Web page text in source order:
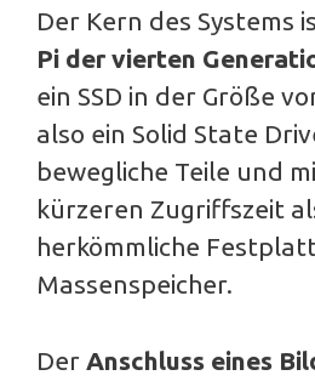
Der Kern des Systems
Pi der vierten
ein SSD in der Größe
also ein Solid State
bewegliche Teile und
kürzeren Zugriffszeit
herkömmliche
Massenspeicher.
Der Anschluss eines